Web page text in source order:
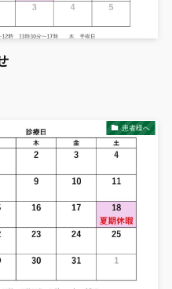
患者様へ